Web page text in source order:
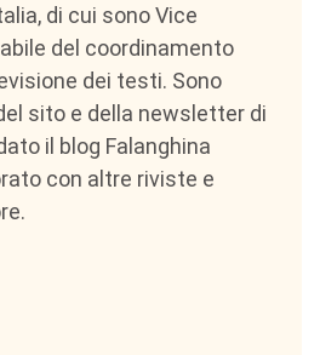
di cui sono Vice
del coordinamento
dei testi. Sono
sito e della newsletter di
il blog Falanghina
con altre riviste e